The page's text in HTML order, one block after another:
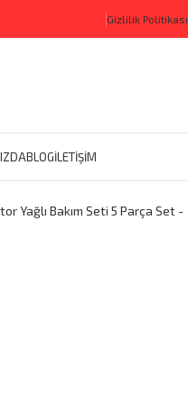
Gizlilik Politikası
BLOGİLETİŞİM